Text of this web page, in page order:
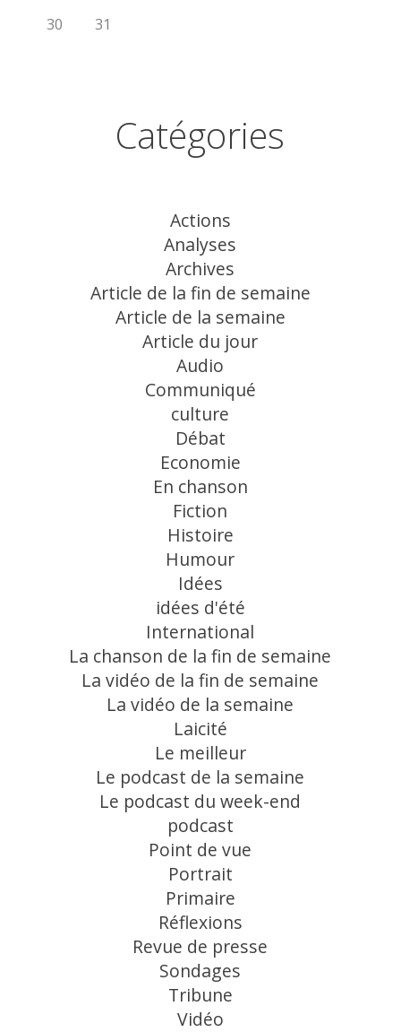
30
31
Catégories
Actions
Analyses
Archives
Article de la fin de semaine
Article de la semaine
Article du jour
Audio
Communiqué
culture
Débat
Economie
En chanson
Fiction
Histoire
Humour
Idées
idées d'été
International
La chanson de la fin de semaine
La vidéo de la fin de semaine
La vidéo de la semaine
Laicité
Le meilleur
Le podcast de la semaine
Le podcast du week-end
podcast
Point de vue
Portrait
Primaire
Réflexions
Revue de presse
Sondages
Tribune
Vidéo